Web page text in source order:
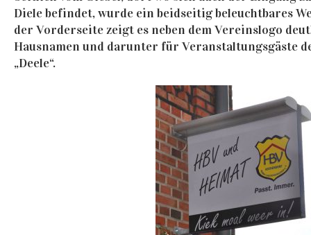
Diele befindet, wurde ein beidseitig beleuchtbares
der Vorderseite zeigt es neben dem Vereinslogo
Hausnamen und darunter für Veranstaltungsgäste
„Deele“.